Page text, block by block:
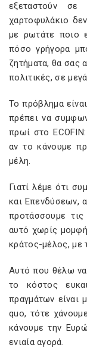
εξεταστούν σε
χαρτοφυλάκιο
με ρωτάτε ποιο
πόσο γρήγορα
ζητήματα, θα σας
πολιτικές, σε
Το πρόβλημα
πρέπει να
πρωί στο
αν το κάνουμε
μέλη.
Γιατί λέμε ότι
και Επενδύσεων,
προτάσσουμε
αυτό χωρίς
κράτος-μέλος, με
Αυτό που θέλω να
το κόστος
πραγμάτων είναι
quo, τότε
κάνουμε την
ενιαία αγορά.